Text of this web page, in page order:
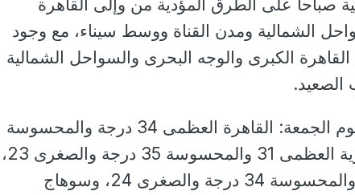
صباحا على الطرق المؤدية من وإلى القاهرة
الشمالية ومدن القناة ووسط سيناء، مع وجود
الكبرى والوجه البحرى والسواحل الشمالية
وبالنسبة لدرجات الحرارة اليوم الجمعة: القاهرة العظمى 34 درجة والمحسوسة
37 والصغرى 25، والإسكندرية العظمى 31 والمحسوسة 35 درجة والصغرى 23،
ومطروح العظمى 30 درجة والمحسوسة 34 درجة والصغرى 24، وسوهاج